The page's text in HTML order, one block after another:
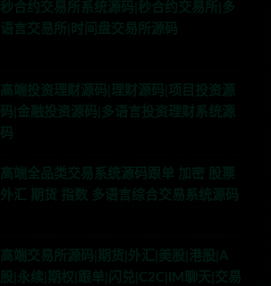
秒合约交易所系统源码|秒合约交易所|多
语言交易所|时间盘交易所源码
高端投资理财源码|理财源码|项目投资源
码|金融投资源码|多语言投资理财系统源
码
高端全品类交易系统源码跟单 加密 股票
外汇 期货 指数 多语言综合交易系统源码
高端交易所源码|期货|外汇|美股|港股|A
股|永续|期权|跟单|闪兑|C2C|IM聊天|交易